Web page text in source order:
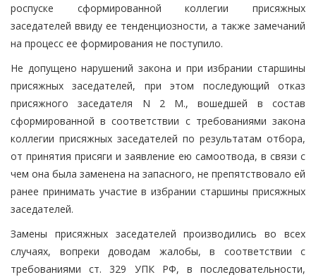
роспуске сформированной коллегии присяжных
заседателей ввиду ее тенденциозности, а также замечаний
на процесс ее формирования не поступило.
Не допущено нарушений закона и при избрании старшины
присяжных заседателей, при этом последующий отказ
присяжного заседателя N 2 М., вошедшей в состав
сформированной в соответствии с требованиями закона
коллегии присяжных заседателей по результатам отбора,
от принятия присяги и заявление ею самоотвода, в связи с
чем она была заменена на запасного, не препятствовало ей
ранее принимать участие в избрании старшины присяжных
заседателей.
Замены присяжных заседателей производились во всех
случаях, вопреки доводам жалобы, в соответствии с
требованиями ст. 329 УПК РФ, в последовательности,